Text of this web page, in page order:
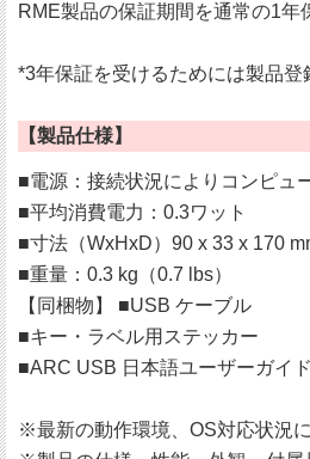
RME製品の保証期間を通常の1年
*3年保証を受けるためには製品登
【製品仕様】
■電源：接続状況によりコンピュ
■平均消費電力：0.3ワット
■寸法（WxHxD）90 x 33 x 170
■重量：0.3 kg（0.7 lbs）
【同梱物】 ■USB ケーブル
■キー・ラベル用ステッカー
■ARC USB 日本語ユーザーガイド
※最新の動作環境、OS対応状況